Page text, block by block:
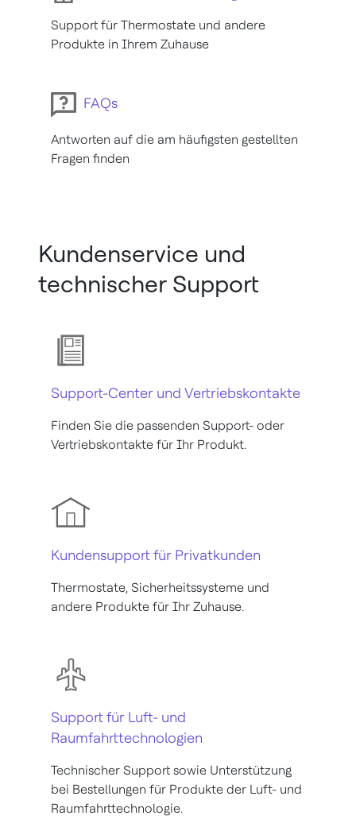
Support für Thermostate und andere
Produkte in Ihrem Zuhause
FAQs
Antworten auf die am häufigsten gestellten
Fragen finden
Kundenservice und
technischer Support
Support-Center und Vertriebskontakte
Finden Sie die passenden Support- oder
Vertriebskontakte für Ihr Produkt.
Kundensupport für Privatkunden
Thermostate, Sicherheitssysteme und
andere Produkte für Ihr Zuhause.
Support für Luft- und
Raumfahrttechnologien
Technischer Support sowie Unterstützung
bei Bestellungen für Produkte der Luft- und
Raumfahrttechnologie.